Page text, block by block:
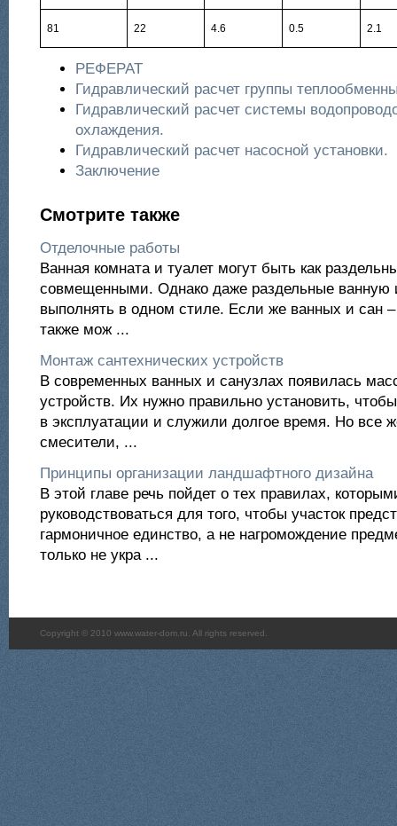
81 22 4.6 0.5 2.1
РЕФЕРАТ
Гидравлический расчет группы
Гидравлический расчет системы
охлаждения.
Гидравлический расчет насосной установки.
Заключение
Смотрите также
Отделочные работы
Ванная комната и туалет могут быть как
совмещенными. Однако даже раздельные ванную
выполнять в одном стиле. Если же ванных и сан –
также мож ...
Монтаж сантехнических устройств
В современных ванных и санузлах появилась
устройств. Их нужно правильно установить,
в эксплуатации и служили долгое время. Но все
смесители, ...
Принципы организации ландшафтного дизайна
В этой главе речь пойдет о тех правилах,
руководствоваться для того, чтобы участок
гармоничное единство, а не нагромождение
только не укра ...
Copyright © 2010 www.water-dom.ru. All rights reserved.